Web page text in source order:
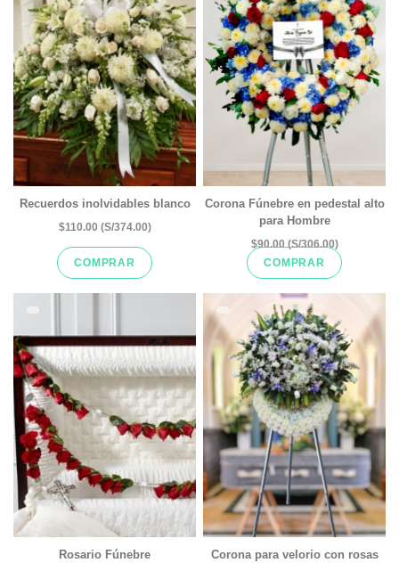
Recuerdos inolvidables blanco
$110.00 (S/374.00)
COMPRAR
Corona Fúnebre en pedestal alto
para Hombre
$90.00 (S/306.00)
COMPRAR
Rosario Fúnebre Corona para velorio con rosas